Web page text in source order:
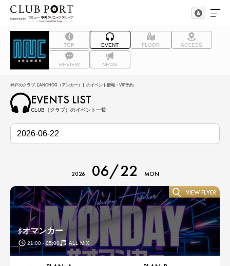
TOP EVENT FLOOR ACCESS
REVIEW NEWS
神戸のクラブ【ANCHOR（アンカー）】のイベント情報・VIP予約
EVENTS LIST
CLUB（クラブ）のイベント一覧
2026 06/22 MON
♯オマンカー
21:00 - 05:00 ALL MIX
VIEW FLYER